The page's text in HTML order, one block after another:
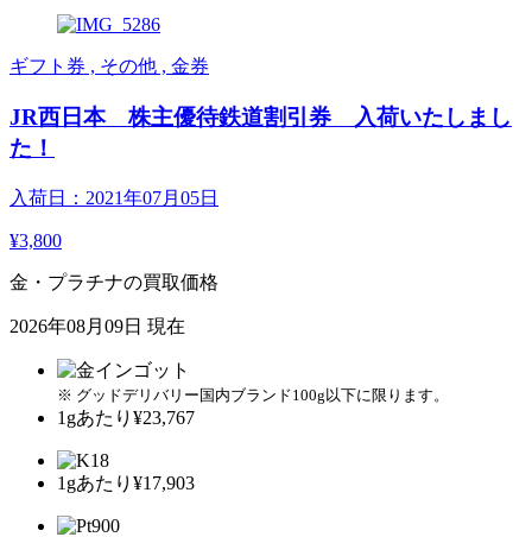
ギフト券 , その他 , 金券
JR西日本 株主優待鉄道割引券 入荷いたしまし
た！
入荷日：2021年07月05日
¥3,800
金・プラチナの買取価格
2026年08月09日 現在
※ グッドデリバリー国内ブランド100g以下に限ります。
1gあたり ¥23,767
1gあたり ¥17,903